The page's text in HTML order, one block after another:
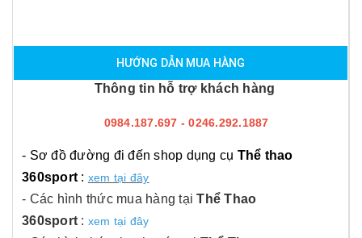
HƯỚNG DẪN MUA HÀNG
Thông tin hỗ trợ khách hàng
0984.187.697 - 0246.292.1887
- Sơ đồ đường đi đến shop dụng cụ Thể thao
360sport : xem tại đây
- Các hình thức mua hàng tạiThể Thao
360sport : xem tại đây